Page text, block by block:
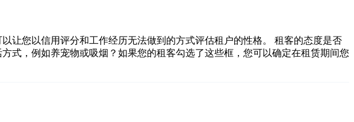
让您以信用评分和工作经历无法做到的方式评估租户的性格。 租客的态度是否
式，例如养宠物或吸烟？如果您的租客勾选了这些框，您可以确定在租赁期间您